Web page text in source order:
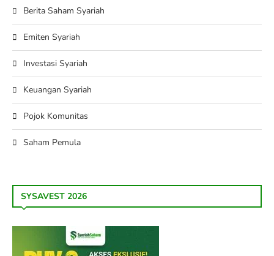
Berita Saham Syariah
Emiten Syariah
Investasi Syariah
Keuangan Syariah
Pojok Komunitas
Saham Pemula
SYSAVEST 2026